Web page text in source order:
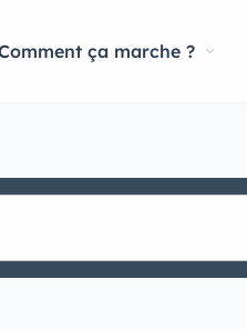
ça marche ?